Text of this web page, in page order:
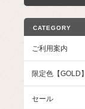
CATEGORY
ご利用案内
限定色【GOLD】
セール